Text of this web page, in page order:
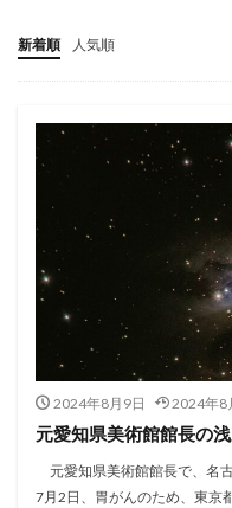
新着順 人気順
2024年8月9日 2024年8
元愛知県美術館館長の
元愛知県美術館館長で、名
7月2日、胃がんのため、東